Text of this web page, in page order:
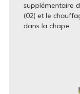
supplémentaire
(02) et le
dans la chape.